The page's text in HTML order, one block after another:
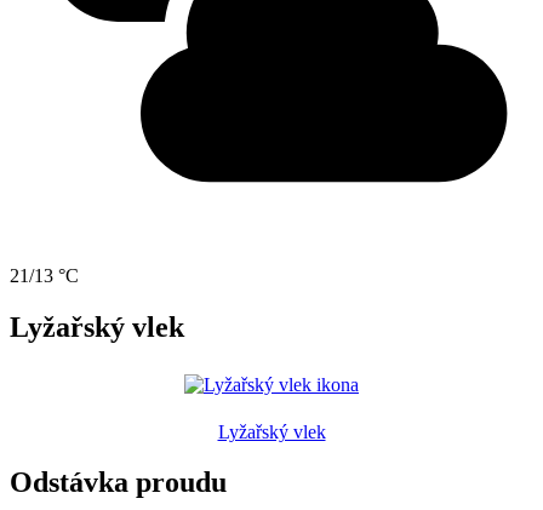
21/13 °C
Lyžařský vlek
Lyžařský vlek
Odstávka proudu